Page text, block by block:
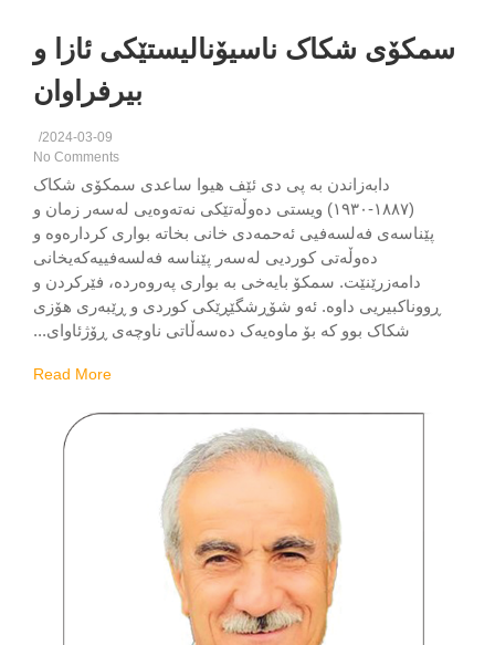
شکاک ناسیۆنالیستێکی ئازا و
بیرفراوان
2024-03-09
/
No Comments
دابەزاندن بە پی دی ئێف هیوا ساعدی سمكۆی شکاک
(١٨٨٧-١٩٣٠) ویستی دەوڵەتێکی نەتەوەیی لەسەر زمان و
پێناسەی فەلسەفیی ئەحمەدی خانی بخاتە بواری كردارەوە و
دەوڵەتی كوردیی لەسەر پێناسە فەلسەفییەكەیخانی
دامەزرێنێت. سمكۆ بایەخی بە بواری پەروەردە، فێركردن و
داوە. ئەو شۆڕشگێڕێکی کوردی و ڕێبەری ھۆزی
شکاک بوو کە بۆ ماوەیەک دەسەڵاتی ناوچەی ڕۆژئاوای...
Read More